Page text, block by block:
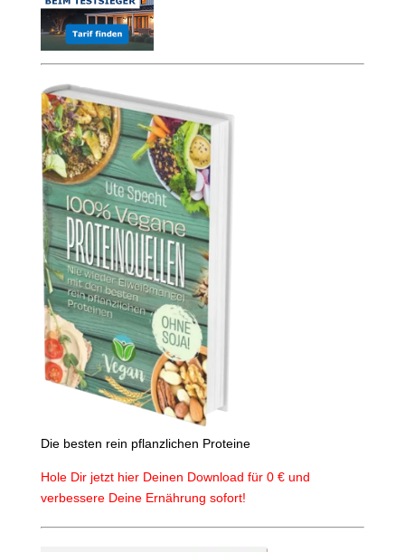
Die besten rein pflanzlichen Proteine
Hole Dir jetzt hier Deinen Download für 0 € und
verbessere Deine Ernährung sofort!